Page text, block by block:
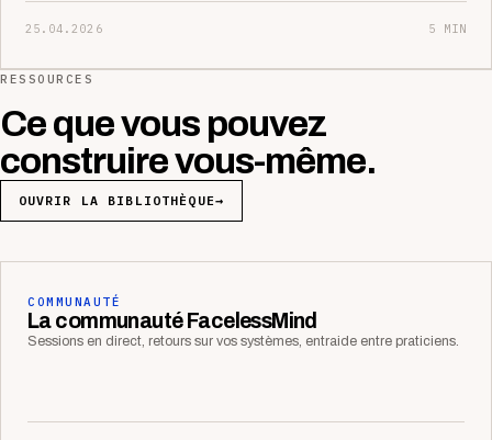
25.04.2026 5 MIN
RESSOURCES
Ce que vous pouvez
construire vous-même.
OUVRIR LA BIBLIOTHÈQUE→
COMMUNAUTÉ
La communauté FacelessMind
Sessions en direct, retours sur vos systèmes, entraide entre praticiens.